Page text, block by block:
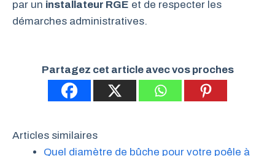
par un installateur RGE et de respecter les
démarches administratives.
Partagez cet article avec vos proches
Articles similaires
Quel diamètre de bûche pour votre poêle à